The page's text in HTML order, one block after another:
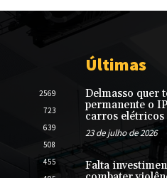
2569
723
639
508
455
Últimas
Delmasso quer
permanente o
carros elétricos
23 de julho de 2026
Falta